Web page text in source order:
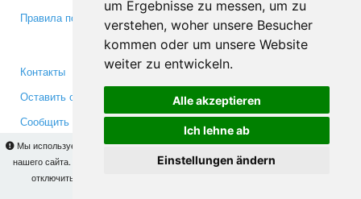
um Ergebnisse zu messen, um zu
verstehen, woher unsere Besucher
kommen oder um unsere Website
weiter zu entwickeln.
Alle akzeptieren
Ich lehne ab
Einstellungen ändern
Мы используем cookies для того, чтобы Вы могли использовать весь функционал
нашего сайта. На
Вы сможете узнать подробности и, при желании,
отключить использование cookies. Продолжая пользоваться сайтом, Вы
Правила пользования
Медиа
Контакты
Оставить отзыв
Сообщить об ошибке
Facebook
Twitter
YouTube
Google+